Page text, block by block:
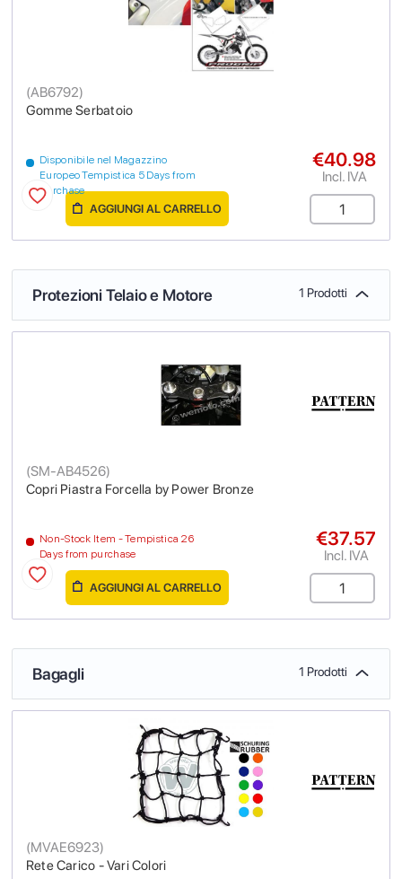
Gomme Serbatoio
(AB6792)
Disponibile nel Magazzino
Europeo Tempistica 5 Days from
purchase
€40.98
Incl. IVA
AGGIUNGI AL CARRELLO
Protezioni Telaio e Motore 1 Prodotti
Copri Piastra Forcella by Power Bronze
(SM-AB4526)
Non-Stock Item - Tempistica 26
Days from purchase
€37.57
Incl. IVA
AGGIUNGI AL CARRELLO
Bagagli 1 Prodotti
Rete Carico - Vari Colori
(MVAE6923)